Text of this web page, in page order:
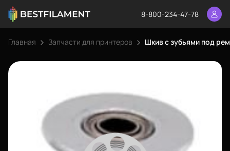
8-800-234-47-78
Главная Запчасти для принтеров Шкив с зубьями под